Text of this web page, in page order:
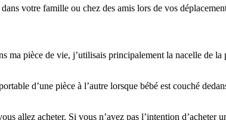
votre famille ou chez des amis lors de vos
pièce de vie, j’utilisais principalement la nacelle de la
d’une pièce à l’autre lorsque bébé est couché
allez acheter. Si vous n’avez pas l’intention d’acheter